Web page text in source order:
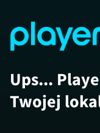
Ups...
Twojej